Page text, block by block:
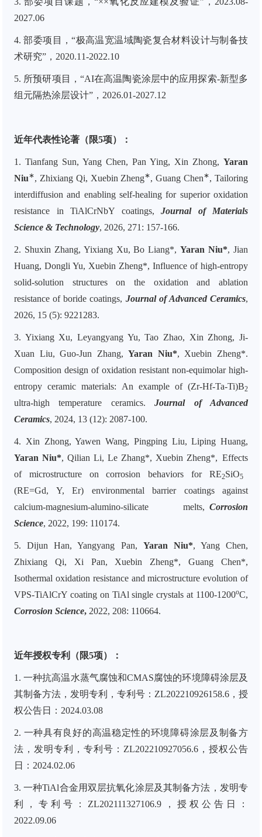
2027.06
4.部委项目，“极高温宽温域陶瓷复合材料设计与制备技
术研究”，2020.11-2022.10
5. 所预研项目，“AI在高温陶瓷涂层中的应用探索-新型多
组元隔热涂层设计”，2026.01-2027.12
近年代表性论著（限5项）：
1. Tianfang Sun, Yang Chen, Pan Ying, Xin Zhong, Yaran
Niu∗, Zhixiang Qi, Xuebin Zheng∗, Guang Chen∗, Tailoring
interdiffusion and enabling self-healing for superior oxidation
resistance in TiAlCrNbY coatings, Journal of Materials
Science & Technology, 2026, 271: 157-166.
2. Shuxin Zhang, Yixiang Xu, Bo Liang*,Yaran Niu*, Jian
Huang, Dongli Yu, Xuebin Zheng*, Influence of high-entropy
solid-solution structures on the oxidation and ablation
resistance of boride coatings, Journal of Advanced Ceramics,
2026, 15 (5): 9221283.
3. Yixiang Xu, Leyangyang Yu, Tao Zhao, Xin Zhong, Ji-
Xuan Liu, Guo-Jun Zhang,Yaran Niu*, Xuebin Zheng*.
Composition design of oxidation resistant non-equimolar high-
entropy ceramic materials: An example of (Zr-Hf-Ta-Ti)B2
ultra-high temperature ceramics.Journal of Advanced
Ceramics, 2024, 13 (12): 2087-100.
4. Xin Zhong, Yawen Wang, Pingping Liu, Liping Huang,
Yaran Niu*, Qilian Li, Le Zhang*, Xuebin Zheng*, Effects
of microstructure on corrosion behaviors for RE2SiO5
(RE=Gd, Y, Er) environmental barrier coatings against
calcium-magnesium-alumino-silicate melts, Corrosion
Science, 2022, 199: 110174.
5. Dijun Han, Yangyang Pan, Yaran Niu*, Yang Chen,
Zhixiang Qi, Xi Pan, Xuebin Zheng*, Guang Chen*,
Isothermal oxidation resistance and microstructure evolution of
VPS-TiAlCrY coating on TiAl single crystals at 1100-1200oC,
Corrosion Science, 2022, 208: 110664.
近年授权专利（限5项）：
1.一种抗高温水蒸气腐蚀和CMAS腐蚀的环境障碍涂层及
其制备方法，发明专利，专利号：ZL202210926158.6，授
权公告日：2024.03.08
2. 一种具有良好的高温稳定性的环境障碍涂层及制备方
法，发明专利，专利号：ZL202210927056.6，授权公告
日：2024.02.06
3. 一种TiAl合金用双层抗氧化涂层及其制备方法，发明专
利，专利号：ZL202111327106.9，授权公告日：
2022.09.06